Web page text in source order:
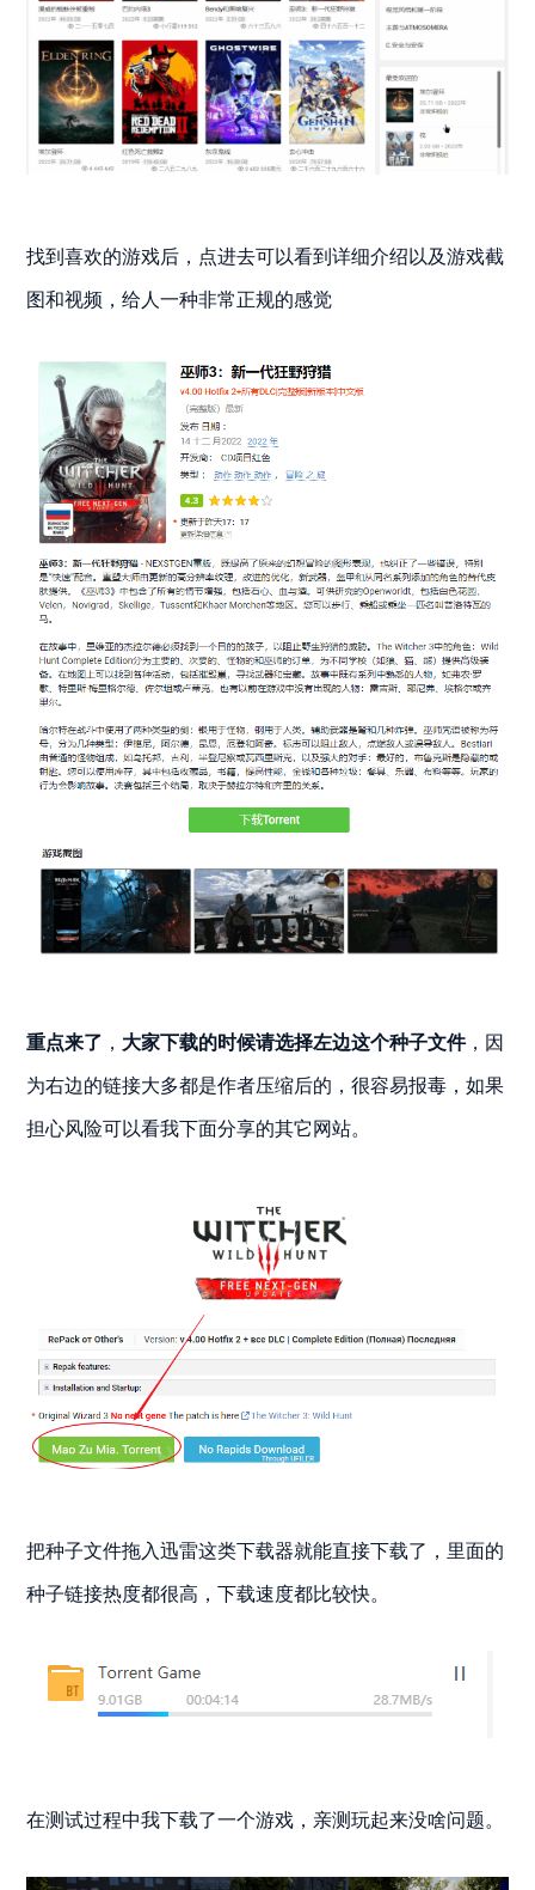
找到喜欢的游戏后，点进去可以看到详细介绍以及游戏截
图和视频，给人一种非常正规的感觉
重点来了 ， 大家下载的时候请选择左边这个种子文件，因
为右边的链接大多都是作者压缩后的，很容易报毒，如果
担心风险可以看我下面分享的其它网站。
把种子文件拖入迅雷这类下载器就能直接下载了，里面的
种子链接热度都很高，下载速度都比较快。
在测试过程中我下载了一个游戏，亲测玩起来没啥问题。